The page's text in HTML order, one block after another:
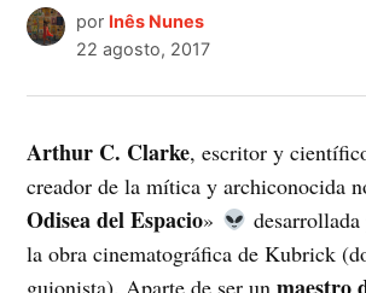
por Inês Nunes
22 agosto, 2017
Arthur C. Clarke, escritor y
creador de la mítica y archiconocida
Odisea del Espacio»
la obra cinematográfica de Kubrick